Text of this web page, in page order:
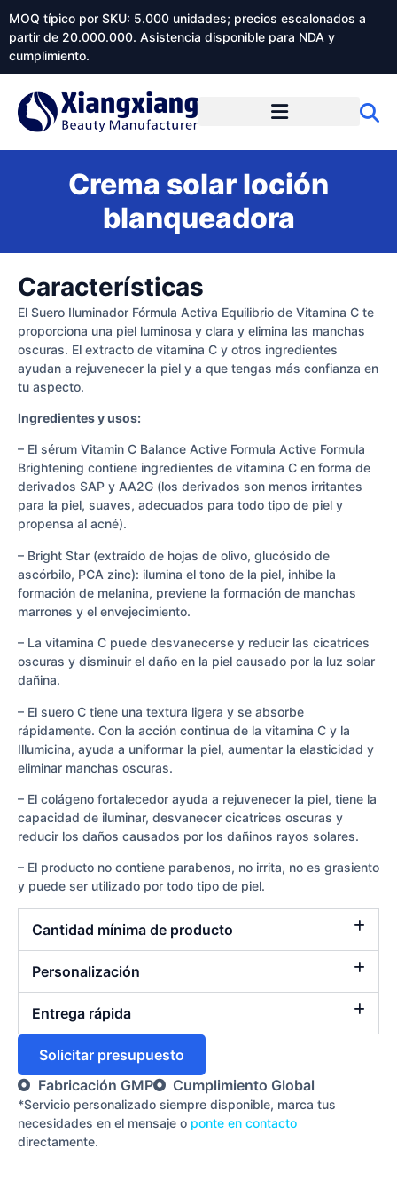
MOQ típico por SKU: 5.000 unidades; precios escalonados a
partir de 20.000.000. Asistencia disponible para NDA y
cumplimiento.
Crema solar loción
blanqueadora
Características
El Suero Iluminador Fórmula Activa Equilibrio de Vitamina C te
proporciona una piel luminosa y clara y elimina las manchas
oscuras. El extracto de vitamina C y otros ingredientes
ayudan a rejuvenecer la piel y a que tengas más confianza en
tu aspecto.
Ingredientes y usos:
– El sérum Vitamin C Balance Active Formula Active Formula
Brightening contiene ingredientes de vitamina C en forma de
derivados SAP y AA2G (los derivados son menos irritantes
para la piel, suaves, adecuados para todo tipo de piel y
propensa al acné).
– Bright Star (extraído de hojas de olivo, glucósido de
ascórbilo, PCA zinc): ilumina el tono de la piel, inhibe la
formación de melanina, previene la formación de manchas
marrones y el envejecimiento.
– La vitamina C puede desvanecerse y reducir las cicatrices
oscuras y disminuir el daño en la piel causado por la luz solar
dañina.
– El suero C tiene una textura ligera y se absorbe
rápidamente. Con la acción continua de la vitamina C y la
Illumicina, ayuda a uniformar la piel, aumentar la elasticidad y
eliminar manchas oscuras.
– El colágeno fortalecedor ayuda a rejuvenecer la piel, tiene la
capacidad de iluminar, desvanecer cicatrices oscuras y
reducir los daños causados por los dañinos rayos solares.
– El producto no contiene parabenos, no irrita, no es grasiento
y puede ser utilizado por todo tipo de piel.
Cantidad mínima de producto
Personalización
Entrega rápida
Solicitar presupuesto
Fabricación GMP
Cumplimiento Global
*Servicio personalizado siempre disponible, marca tus
necesidades en el mensaje o ponte en contacto
directamente.